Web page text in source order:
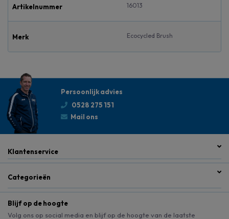
Artikelnummer 16013
Merk Ecocycled Brush
Persoonlijk advies
0528 275 151
Mail ons
Klantenservice
Categorieën
Blijf op de hoogte
Volg ons op social media en blijf op de hoogte van de laatste